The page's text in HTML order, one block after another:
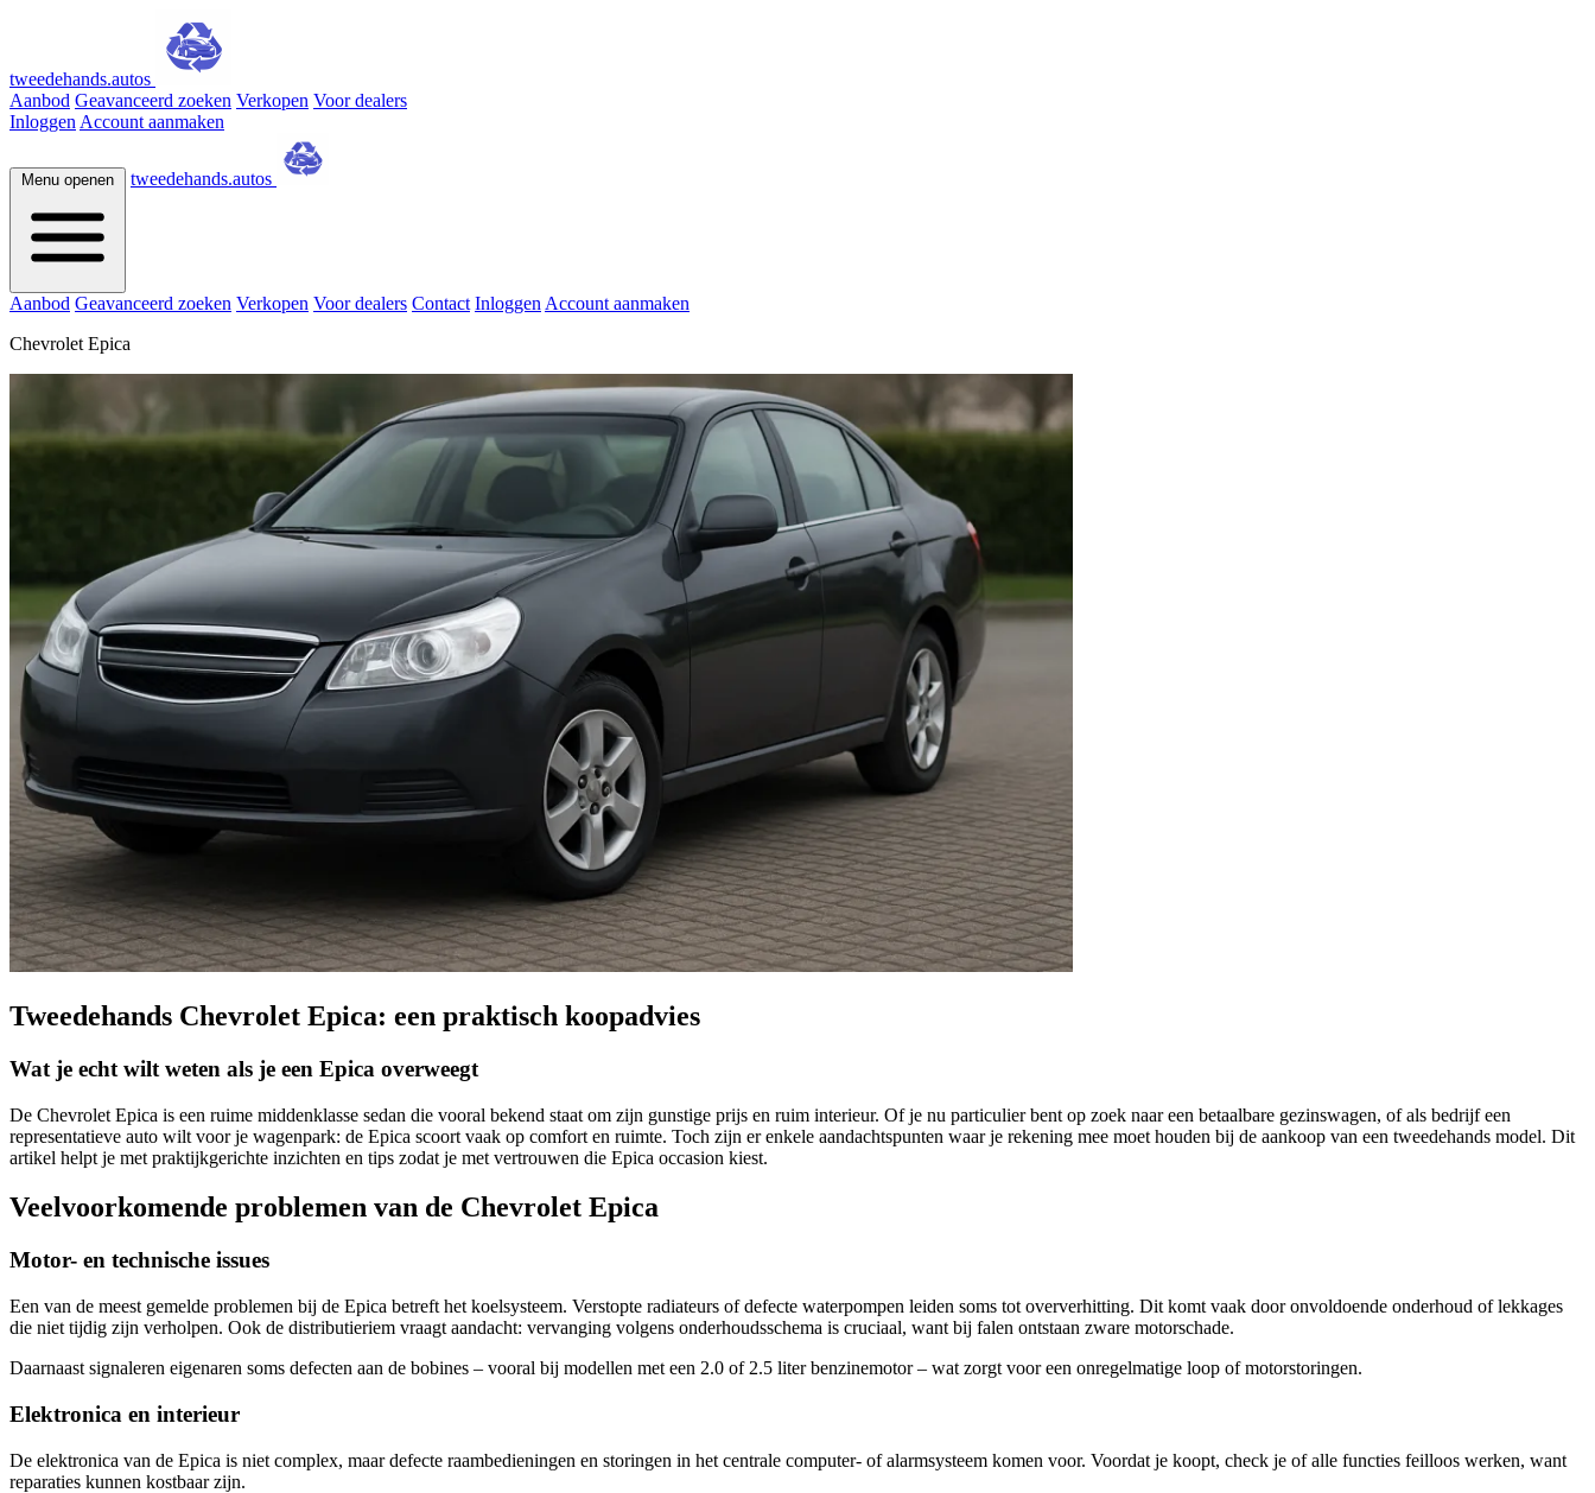
tweedehands.autos
Aanbod Geavanceerd zoeken Verkopen Voor dealers
Inloggen Account aanmaken
Menu openen tweedehands.autos
Aanbod Geavanceerd zoeken Verkopen Voor dealers Contact Inloggen Account aanmaken
Chevrolet Epica
Tweedehands Chevrolet Epica: een praktisch koopadvies
Wat je echt wilt weten als je een Epica overweegt
De Chevrolet Epica is een ruime middenklasse sedan die vooral bekend staat om zijn gunstige prijs en ruim interieur. Of je nu particulier bent op zoek naar een betaalbare gezinswagen, of als bedrijf een
representatieve auto wilt voor je wagenpark: de Epica scoort vaak op comfort en ruimte. Toch zijn er enkele aandachtspunten waar je rekening mee moet houden bij de aankoop van een tweedehands model. Dit
artikel helpt je met praktijkgerichte inzichten en tips zodat je met vertrouwen die Epica occasion kiest.
Veelvoorkomende problemen van de Chevrolet Epica
Motor- en technische issues
Een van de meest gemelde problemen bij de Epica betreft het koelsysteem. Verstopte radiateurs of defecte waterpompen leiden soms tot oververhitting. Dit komt vaak door onvoldoende onderhoud of lekkages
die niet tijdig zijn verholpen. Ook de distributieriem vraagt aandacht: vervanging volgens onderhoudsschema is cruciaal, want bij falen ontstaan zware motorschade.
Daarnaast signaleren eigenaren soms defecten aan de bobines – vooral bij modellen met een 2.0 of 2.5 liter benzinemotor – wat zorgt voor een onregelmatige loop of motorstoringen.
Elektronica en interieur
De elektronica van de Epica is niet complex, maar defecte raambedieningen en storingen in het centrale computer- of alarmsysteem komen voor. Voordat je koopt, check je of alle functies feilloos werken, want
reparaties kunnen kostbaar zijn.